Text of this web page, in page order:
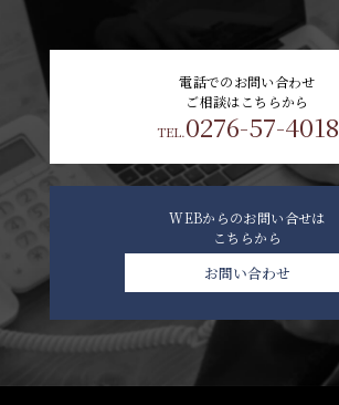
電話でのお問い合わせ
ご相談はこちらから
TEL.0276-57-4018
WEBからのお問い合せは
こちらから
お問い合わせ